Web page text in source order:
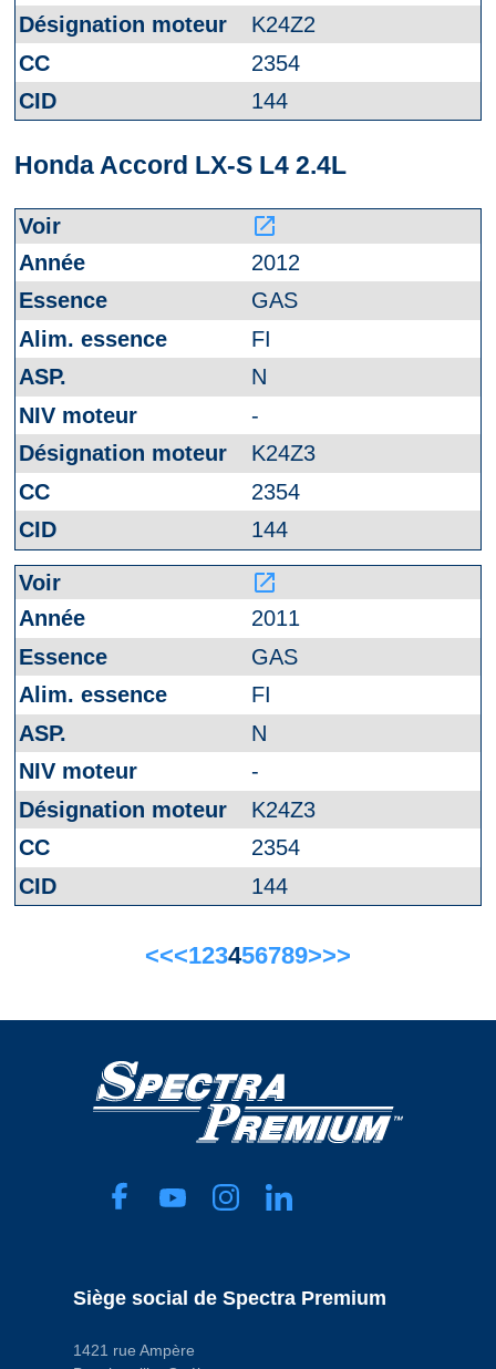
K24Z2
2354
144
Honda Accord LX-S L4 2.4L
launch
2012
GAS
FI
N
-
K24Z3
2354
144
launch
2011
GAS
FI
N
-
K24Z3
2354
144
<<<123456789>>>
Siège social de Spectra Premium
1421 rue Ampère